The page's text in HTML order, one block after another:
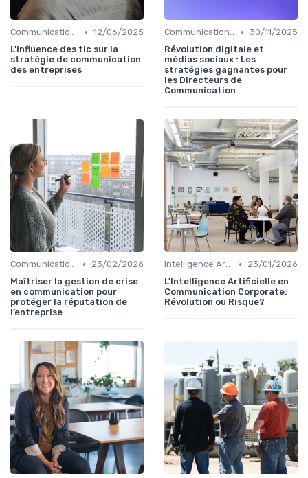
Communication digitale & omnicanale • 12/06/2025
L'influence des tic sur la
stratégie de communication
des entreprises
Communication digitale & omnicanale • 30/11/2025
Révolution digitale et
médias sociaux : Les
stratégies gagnantes pour
les Directeurs de
Communication
Communication de crise •
23/02/2026
Maîtriser la gestion de crise
en communication pour
protéger la réputation de
l’entreprise
Intelligence Artificielle en communication •
23/01/2026
L'Intelligence Artificielle en
Communication Corporate:
Révolution ou Risque?